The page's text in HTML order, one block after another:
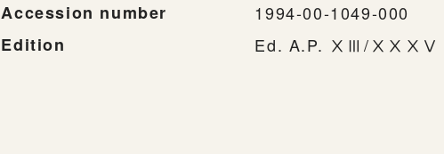
Accession number
1994-00-1049-000
Edition
Ed. A.P. ⅩⅢ/ⅩⅩⅩⅤ（